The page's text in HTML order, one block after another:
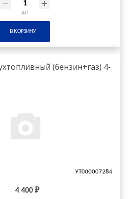
шт
В КОРЗИНУ
(бензин+газ) 4-
УТ000007284
4 400 ₽